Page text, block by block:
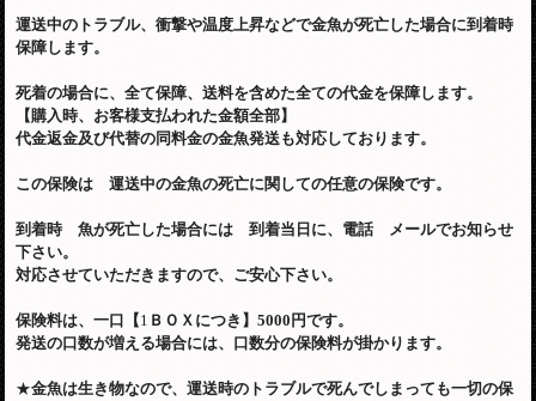
運送中のトラブル、衝撃や温度上昇などで金魚が死亡した場合に到着時
保障します。
死着の場合に、全て保障、送料を含めた全ての代金を保障します。
【購入時、お客様支払われた金額全部】
代金返金及び代替の同料金の金魚発送も対応しております。
この保険は 運送中の金魚の死亡に関しての任意の保険です。
到着時 魚が死亡した場合には 到着当日に、電話 メールでお知らせ
下さい。
対応させていただきますので、ご安心下さい。
保険料は、一口【1 ＢＯＸにつき】5000 円です。
発送の口数が増える場合には、口数分の保険料が掛かります。
★金魚は生き物なので、運送時のトラブルで死んでしまっても一切の保